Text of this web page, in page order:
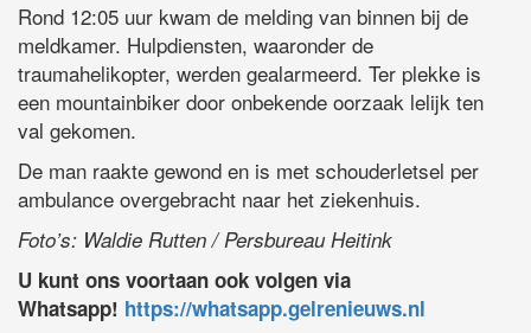
Rond 12:05 uur kwam de melding van binnen bij de
meldkamer. Hulpdiensten, waaronder de
traumahelikopter, werden gealarmeerd. Ter plekke is
een mountainbiker door onbekende oorzaak lelijk ten
val gekomen.
De man raakte gewond en is met schouderletsel per
ambulance overgebracht naar het ziekenhuis.
Foto’s: Waldie Rutten / Persbureau Heitink
U kunt ons voortaan ook volgen via
Whatsapp! https://whatsapp.gelrenieuws.nl